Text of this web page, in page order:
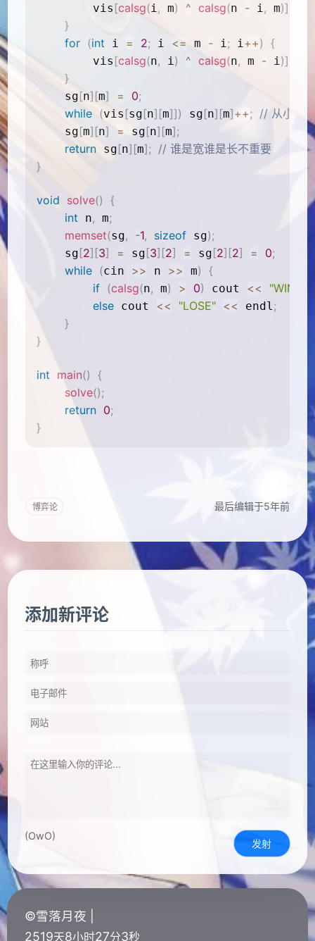
        vis
[calsg(i, m) ^ calsg(n - i, m)]
}
for (int i = 2; i <= m - i; i++) {
        vis
[calsg(n, i) ^ calsg(n, m - i)]
}
    sg
[n] [m] = 0;
while (vis [sg[n] [m]]) sg[n] [m]++; // 从小到
    sg
[m] [n] = sg[n] [m];
return sg[n] [m]; // 谁是宽谁是长不重要
}
void solve()
{
int n, m;
memset(sg, -1, sizeof sg);
    sg
[2] [3] = sg [3] [2] = sg [2] [2] = 0;
while (cin >> n >> m)
{
if (calsg(n, m) > 0) cout << "WIN"
else cout << "LOSE" << endl;
}
}
int main()
{
solve();
return 0;
}
博弈论 最后编辑于5年前
添加新评论
(OwO)
发射
©雪落月夜 |
2519天8小时27分4秒